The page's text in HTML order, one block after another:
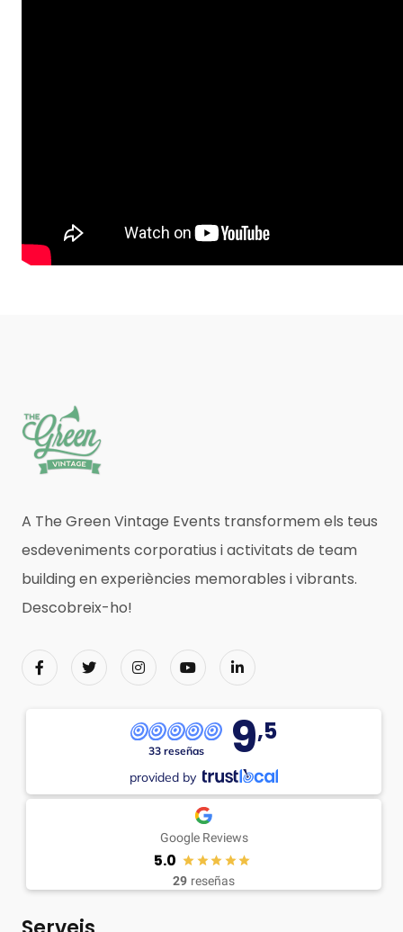
A The Green Vintage Events transformem els teus
esdeveniments corporatius i activitats de team
building en experiències memorables i vibrants.
Descobreix-ho!
33 reseñas 9,5
provided by
Google Reviews
5.0
29 reseñas